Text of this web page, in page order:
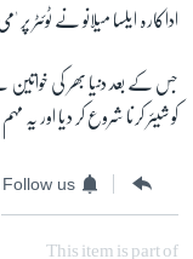
اداکارہ ایلسا میلانو نے
جس کے بعد دنیا بھر کی
کو شیئر کرنا شروع کر دیا اور یہ
Follow us
This item is part of